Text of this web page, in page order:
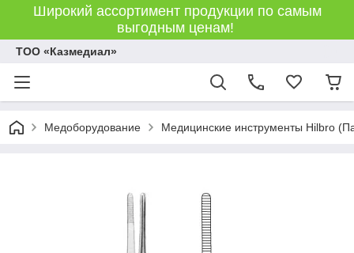
Широкий ассортимент продукции по самым
выгодным ценам!
ТОО «Казмедиал»
Медоборудование Медицинские инструменты Hilbro